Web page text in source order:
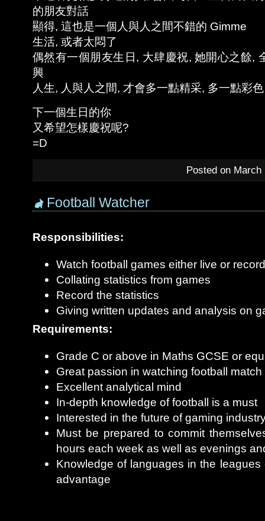
的朋友對話
顯得, 這也是一個人與人之間不錯的 Gimme
生活, 或者太悶了
偶然有一個朋友生日, 大肆慶祝, 她開心之餘,
興
人生, 人與人之間, 才會多一點精采, 多一點彩色
下一個生日的你
又希望怎樣慶祝呢?
=D
Posted on
Football Watcher
Responsibilities:
Watch football games either live or
Collating statistics from games
Record the statistics
Giving written updates and analysis on
Requirements:
Grade C or above in Maths GCSE or
Great passion in watching football match
Excellent analytical mind
In-depth knowledge of football is a must
Interested in the future of gaming
Must be prepared to commit
hours each week as well as evenings
Knowledge of languages in the
advantage